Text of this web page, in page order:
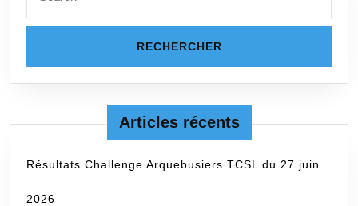
Articles récents
Résultats Challenge Arquebusiers TCSL du 27 juin
2026